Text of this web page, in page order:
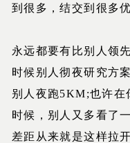
到很多，结交到很多
永远都要有比别人领
时候别人彻夜研究方
别人夜跑5KM;也许在
时候，别人又多看了
差距从来就是这样拉